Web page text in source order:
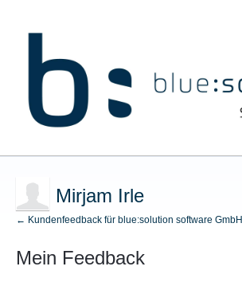
Mirjam Irle
← Kundenfeedback für blue:solution software GmbH
Mein Feedback